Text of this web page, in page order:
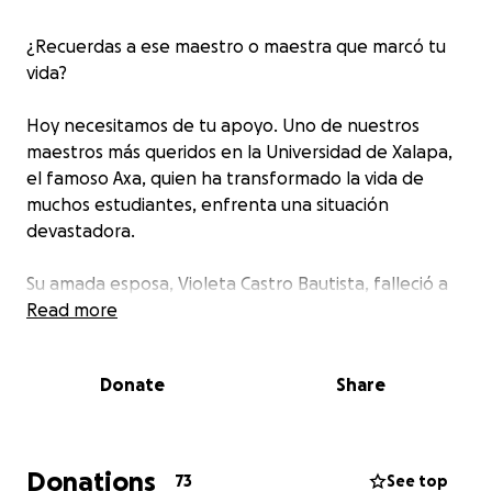
¿Recuerdas a ese maestro o maestra que marcó tu
vida?
Hoy necesitamos de tu apoyo. Uno de nuestros
maestros más queridos en la Universidad de Xalapa,
el famoso Axa, quien ha transformado la vida de
muchos estudiantes, enfrenta una situación
devastadora.
Su amada esposa, Violeta Castro Bautista, falleció a
sus 40 años, víctima de un tumor cerebral
Read more
Donate Share
Donations 73 See top